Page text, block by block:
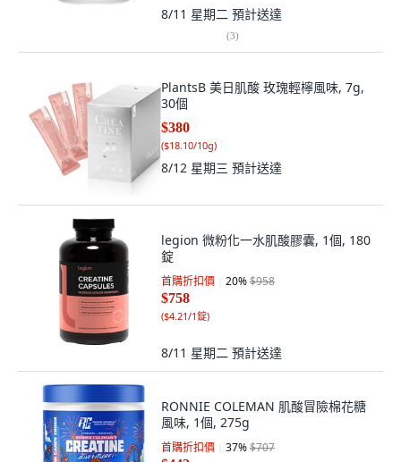
8/11 星期二 預計送達
(3)
PlantsB 美日肌酸 玫瑰輕檸風味, 7g,
30個
$380
($18.10/10g)
8/12 星期三 預計送達
legion 微粉化一水肌酸膠囊, 1個, 180
錠
首購折扣價 20%$958
$758
($4.21/1錠)
8/11 星期二 預計送達
RONNIE COLEMAN 肌酸冒險棉花糖
風味, 1個, 275g
首購折扣價 37%$707